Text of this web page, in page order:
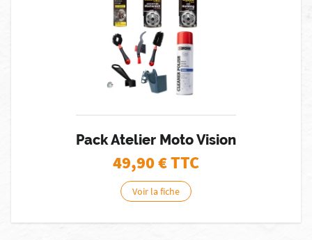
Pack Atelier Moto Vision
49,90€ TTC
Voir la fiche